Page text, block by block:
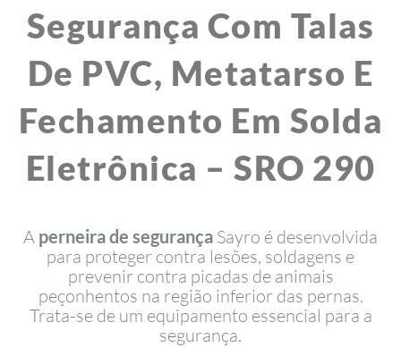
Segurança Com Talas
De PVC, Metatarso E
Fechamento Em Solda
Eletrônica – SRO 290
A perneira de segurança Sayro é desenvolvida
para proteger contra lesões, soldagens e
prevenir contra picadas de animais
peçonhentos na região inferior das pernas.
Trata-se de um equipamento essencial para a
segurança.